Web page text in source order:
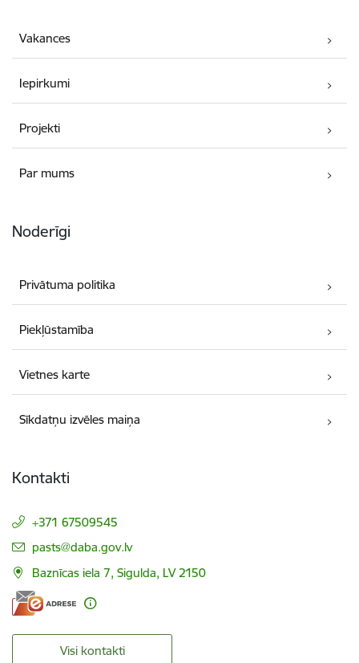
Vakances
Iepirkumi
Projekti
Par mums
Noderīgi
Privātuma politika
Piekļūstamība
Vietnes karte
Sīkdatņu izvēles maiņa
Kontakti
+371 67509545
E-pasts:
pasts@daba.gov.lv
Baznīcas iela 7, Sigulda, LV 2150
Visi kontakti